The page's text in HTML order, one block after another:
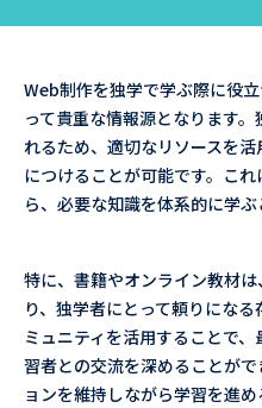
Web制作を独学で学ぶ際に役
って貴重な情報源となります
れるため、適切なリソースを
につけることが可能です。こ
ら、必要な知識を体系的に学ぶ
特に、書籍やオンライン教材
り、独学者にとって頼りにな
ミュニティを活用することで
習者との交流を深めることが
ョンを維持しながら学習を進め